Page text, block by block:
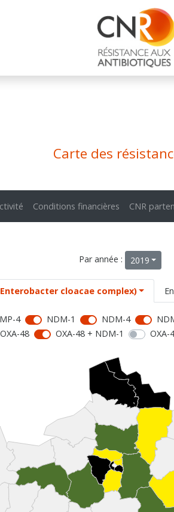
Carte des
Conditions financières CNR
Par année : 2019
cloacae complex)
4 NDM-1 NDM-4
OXA-48 OXA-48 + NDM-1 OXA-